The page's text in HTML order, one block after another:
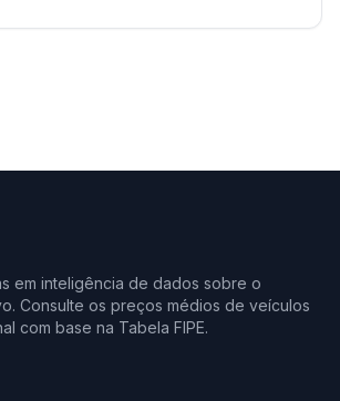
em inteligência de dados sobre o
Consulte os preços médios de veículos
com base na Tabela FIPE.